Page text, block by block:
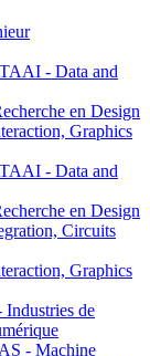
- Data and
en Design
Graphics
- Data and
en Design
Circuits
Graphics
de
- Machine